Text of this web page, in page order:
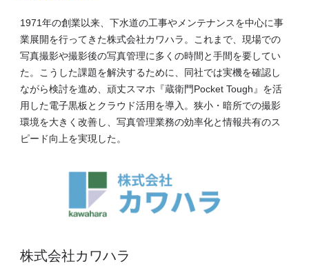
1971年の創業以来、下水道の工事やメンテナンスを中心に事
業展開を行ってきた株式会社カワハラ。これまで、現場での
写真撮影や撮影後の写真管理に多くの時間と手間を要してい
た。こうした課題を解決するために、同社では実機を確認し
ながら検討を進め、頑丈スマホ『蔵衛門Pocket Tough』を活
用した電子黒板とクラウド活用を導入。狭小・暗所での撮影
環境を大きく改善し、写真管理業務の効率化と情報共有のス
ピード向上を実現した。
株式会社カワハラ